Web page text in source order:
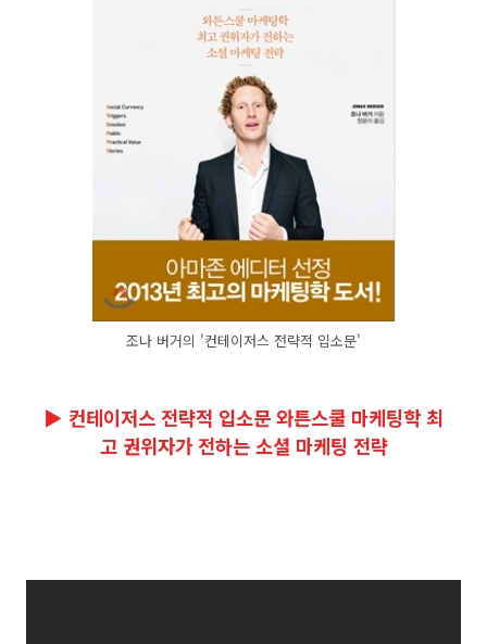
조나 버거의 '컨테이저스 전략적 입소문'
▶ 컨테이저스 전략적 입소문 와튼스쿨 마케팅학 최
고 권위자가 전하는 소셜 마케팅 전략